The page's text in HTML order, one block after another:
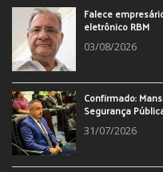
Falece
eletrônico RBM
03/08/2026
Confirmado:
Segurança
31/07/2026